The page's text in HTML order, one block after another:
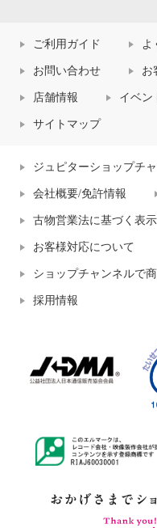
ご利用ガイド よ
お問い合わせ お
店舗情報 イベン
サイトマップ
ジュピターショップチ
会社概要/免許情報
古物営業法に基づく表示
お客様対応について
ショップチャンネルで
採用情報